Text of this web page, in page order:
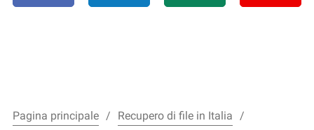
Pagina principale
Recupero di file in Italia